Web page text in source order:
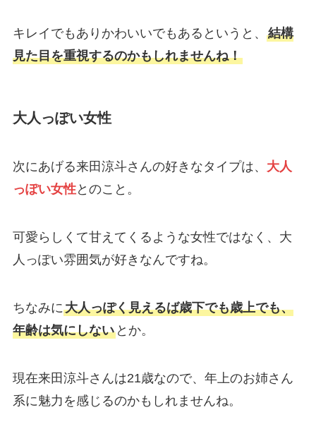
キレイでもありかわいいでもあるというと、 結構
見た目を重視するのかもしれませんね！
大人っぽい女性
次にあげる来田涼斗さんの好きなタイプは、 大人
っぽい女性とのこと。
可愛らしくて甘えてくるような女性ではなく、大
人っぽい雰囲気が好きなんですね。
ちなみに大人っぽく見えるば歳下でも歳上でも、
年齢は気にしないとか。
現在来田涼斗さんは21歳なので、年上のお姉さん
系に魅力を感じるのかもしれませんね。